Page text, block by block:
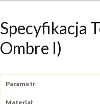
Specyfikacja
Ombre I)
Parametr
Materiał